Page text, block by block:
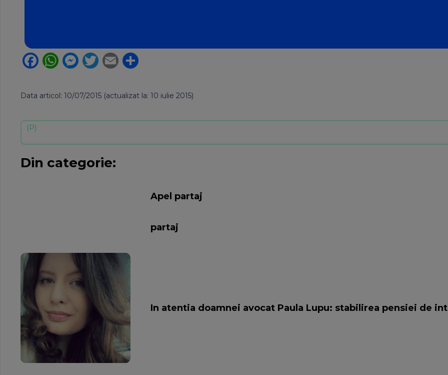
Facebook
WhatsApp
Messenger
Twitter
Email
Data articol: 10/07/2015 (actualizat la: 10 iulie 2015)
Din categorie:
Apel partaj
partaj
In atentia doamnei avocat Paula Lupu: stabilirea pensiei de